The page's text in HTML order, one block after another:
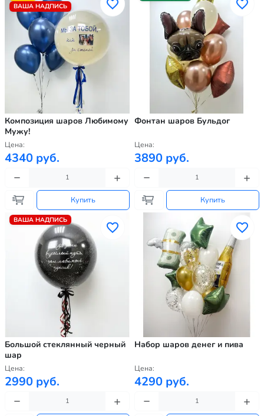
ВАША НАДПИСЬ
Композиция шаров Любимому
Мужу!
Цена:
4340 руб.
Купить
Фонтан шаров Бульдог
Цена:
3890 руб.
Купить
ВАША НАДПИСЬ
Большой стеклянный черный
шар
Цена:
2990 руб.
Набор шаров денег и пива
Цена:
4290 руб.